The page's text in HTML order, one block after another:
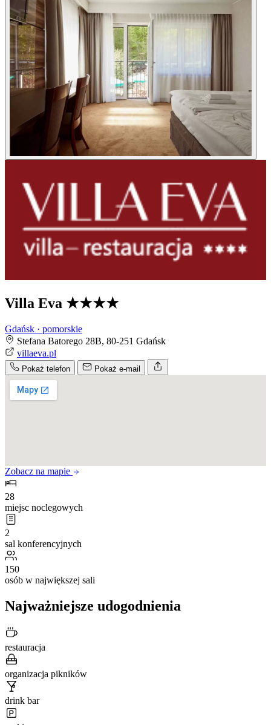
Villa Eva ★★★★
Gdańsk · pomorskie
Stefana Batorego 28B, 80-251 Gdańsk
villaeva.pl
Pokaż telefon Pokaż e-mail
Zobacz na mapie
28
miejsc noclegowych
2
sal konferencyjnych
150
osób w największej sali
Najważniejsze udogodnienia
restauracja
organizacja pikników
drink bar